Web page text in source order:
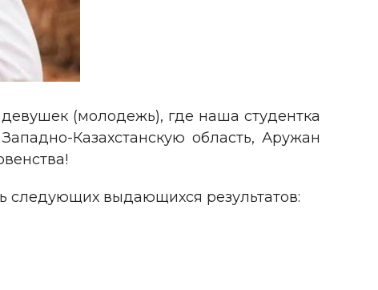
(молодежь), где наша студентка
Казахстанскую область, Аружан
следующих выдающихся результатов: